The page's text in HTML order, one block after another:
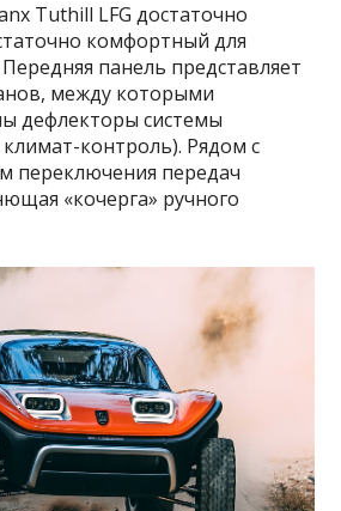
Tuthill LFG достаточно
комфортный для
панель представляет
между которыми
дефлекторы системы
контроль). Рядом с
переключения передач
«кочерга» ручного